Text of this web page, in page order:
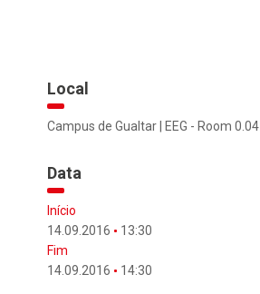
Local
Campus de Gualtar | EEG - Room 0.04
Data
Início
14.09.2016
13:30
Fim
14.09.2016
14:30